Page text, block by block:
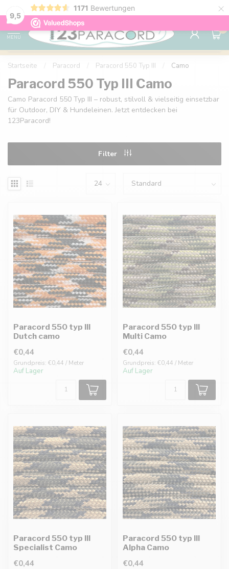
9,5
1171 Bewertungen ×
Kostenlose Lieferung nach Hause ab 150 €
MENU
0
Startseite Paracord Paracord 550 Typ III Camo
Paracord 550 Typ III Camo
Camo Paracord 550 Typ III – robust, stilvoll & vielseitig einsetzbar
für Outdoor, DIY & Hundeleinen. Jetzt entdecken bei
123Paracord!
Filter
Paracord 550 typ III
Dutch camo
€0,44
Grundpreis: €0,44 / Meter
Auf Lager
Paracord 550 typ III
Multi Camo
€0,44
Grundpreis: €0,44 / Meter
Auf Lager
Paracord 550 typ III
Specialist Camo
€0,44
Paracord 550 typ III
Alpha Camo
€0,44